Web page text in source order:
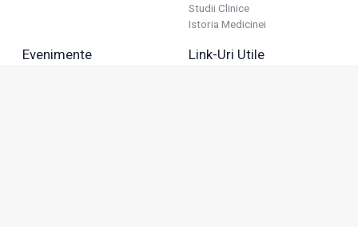
Studii Clinice
Istoria Medicinei
Evenimente Link-Uri Utile